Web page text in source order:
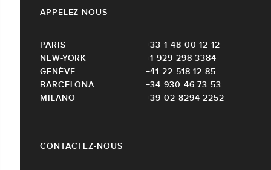
CONTACTEZ-NOUS
APPELEZ-NOUS
PARIS
+33 1 48 00 12 12
NEW-YORK
+1 929 298 3384
GENÈVE
+41 22 518 12 85
BARCELONA
+34 930 46 73 53
MILANO
+39 02 8294 2252